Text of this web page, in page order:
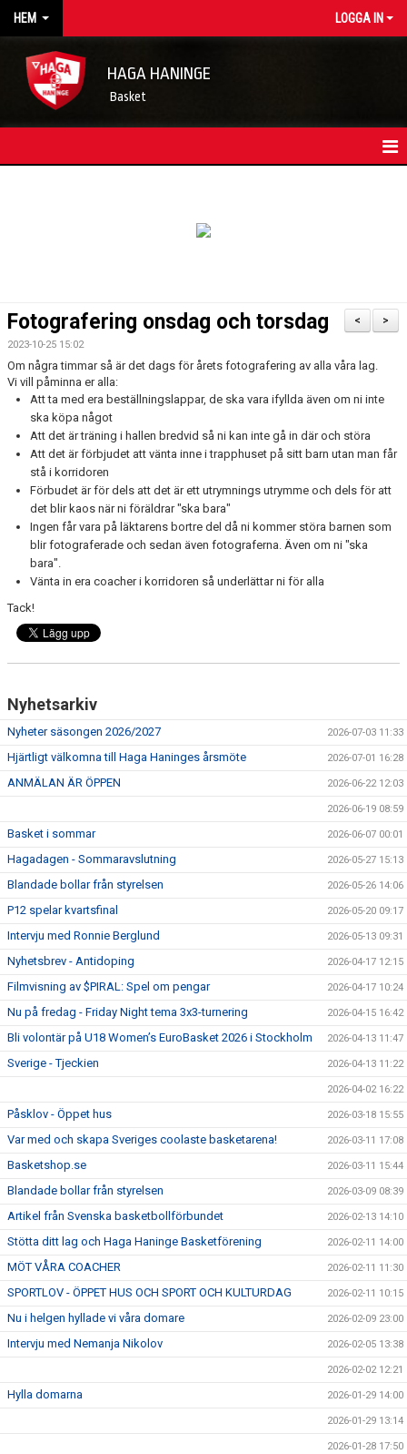
HEM LOGGA IN
HAGA HANINGE
Basket
OM FÖRENINGEN/INFORMATION
LEDARE
FÖRENINGSFÖRSÄLJNING
HAGA-SHOPPEN
BILDGALLERI
TIDSLINJE
>
<
Fotografering onsdag och torsdag
2023-10-25 15:02
Om några timmar så är det dags för årets fotografering av alla våra lag.
Vi vill påminna er alla:
Att ta med era beställningslappar, de ska vara ifyllda även om ni inte
ska köpa något
Att det är träning i hallen bredvid så ni kan inte gå in där och störa
Att det är förbjudet att vänta inne i trapphuset på sitt barn utan man får
stå i korridoren
Förbudet är för dels att det är ett utrymnings utrymme och dels för att
det blir kaos när ni föräldrar "ska bara"
Ingen får vara på läktarens bortre del då ni kommer störa barnen som
blir fotograferade och sedan även fotograferna. Även om ni "ska
bara".
Vänta in era coacher i korridoren så underlättar ni för alla
Tack!
Nyhetsarkiv
Nyheter säsongen 2026/2027 2026-07-03 11:33
Hjärtligt välkomna till Haga Haninges årsmöte 2026-07-01 16:28
ANMÄLAN ÄR ÖPPEN 2026-06-22 12:03
2026-06-19 08:59
Basket i sommar 2026-06-07 00:01
Hagadagen - Sommaravslutning 2026-05-27 15:13
Blandade bollar från styrelsen 2026-05-26 14:06
P12 spelar kvartsfinal 2026-05-20 09:17
Intervju med Ronnie Berglund 2026-05-13 09:31
Nyhetsbrev - Antidoping 2026-04-17 12:15
Filmvisning av $PIRAL: Spel om pengar 2026-04-17 10:24
Nu på fredag - Friday Night tema 3x3-turnering 2026-04-15 16:42
Bli volontär på U18 Women’s EuroBasket 2026 i Stockholm 2026-04-13 11:47
Sverige - Tjeckien 2026-04-13 11:22
2026-04-02 16:22
Påsklov - Öppet hus 2026-03-18 15:55
Var med och skapa Sveriges coolaste basketarena! 2026-03-11 17:08
Basketshop.se 2026-03-11 15:44
Blandade bollar från styrelsen 2026-03-09 08:39
Artikel från Svenska basketbollförbundet 2026-02-13 14:10
Stötta ditt lag och Haga Haninge Basketförening 2026-02-11 14:00
MÖT VÅRA COACHER 2026-02-11 11:30
SPORTLOV - ÖPPET HUS OCH SPORT OCH KULTURDAG 2026-02-11 10:15
Nu i helgen hyllade vi våra domare 2026-02-09 23:00
Intervju med Nemanja Nikolov 2026-02-05 13:38
2026-02-02 12:21
Hylla domarna 2026-01-29 14:00
2026-01-29 13:14
2026-01-28 17:50